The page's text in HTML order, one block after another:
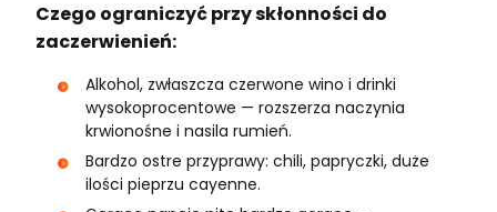
Czego ograniczyć przy skłonności do
zaczerwienień:
Alkohol, zwłaszcza czerwone wino i drinki
wysokoprocentowe — rozszerza naczynia
krwionośne i nasila rumień.
Bardzo ostre przyprawy: chili, papryczki, duże
ilości pieprzu cayenne.